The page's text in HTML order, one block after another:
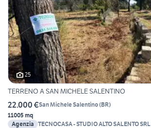
25
TERRENO A SAN MICHELE SALENTINO
22.000 €San Michele Salentino(BR)
11005 mq
Agenzia TECNOCASA - STUDIO ALTO SALENTO SRL